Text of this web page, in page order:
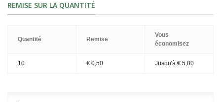
REMISE SUR LA QUANTITÉ
Quantité Remise
Vous
économisez
10 € 0,50 Jusqu'à € 5,00